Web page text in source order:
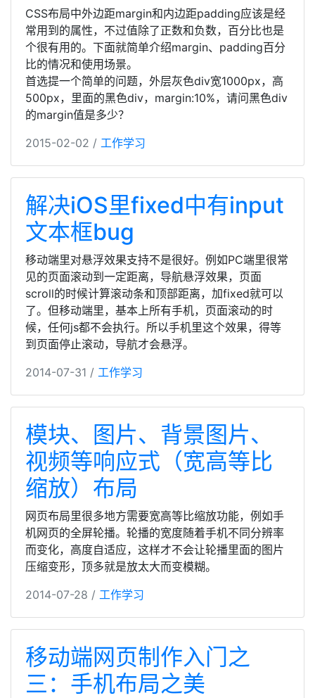
CSS布局中外边距margin和内边距padding应该是经
常用到的属性，不过值除了正数和负数，百分比也是
个很有用的。下面就简单介绍margin、padding百分
比的情况和使用场景。
首选提一个简单的问题，外层灰色div宽1000px，高
500px，里面的黑色div，margin:10%，请问黑色div
的margin值是多少？
2015-02-02 / 工作学习
解决iOS里fixed中有input
文本框bug
移动端里对悬浮效果支持不是很好。例如PC端里很常
见的页面滚动到一定距离，导航悬浮效果，页面
scroll的时候计算滚动条和顶部距离，加fixed就可以
了。但移动端里，基本上所有手机，页面滚动的时
候，任何js都不会执行。所以手机里这个效果，得等
到页面停止滚动，导航才会悬浮。
2014-07-31 / 工作学习
模块、图片、背景图片、
视频等响应式（宽高等比
缩放）布局
网页布局里很多地方需要宽高等比缩放功能，例如手
机网页的全屏轮播。轮播的宽度随着手机不同分辨率
而变化，高度自适应，这样才不会让轮播里面的图片
压缩变形，顶多就是放太大而变模糊。
2014-07-28 / 工作学习
移动端网页制作入门之
三：手机布局之美